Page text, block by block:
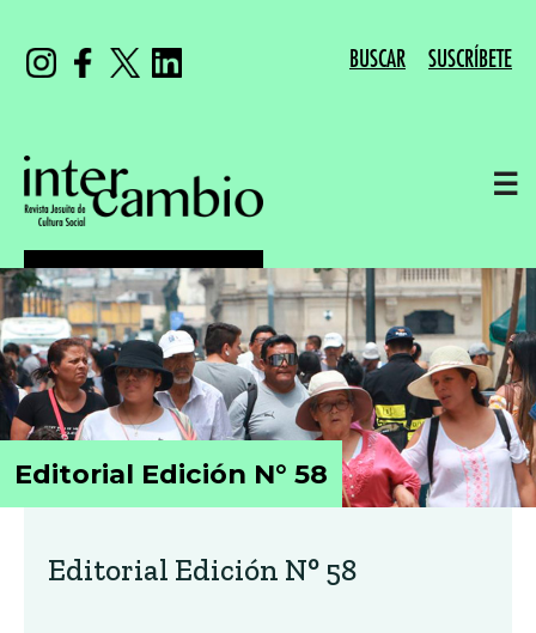
BUSCAR SUSCRÍBETE
☰
Editorial Edición N° 58
Editorial Edición N° 58